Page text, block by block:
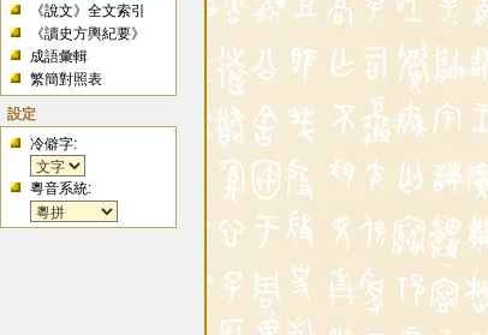
《說文》全文索引
《讀史方輿紀要》
成語彙輯
繁簡對照表
設定
冷僻字:
粵音系統: